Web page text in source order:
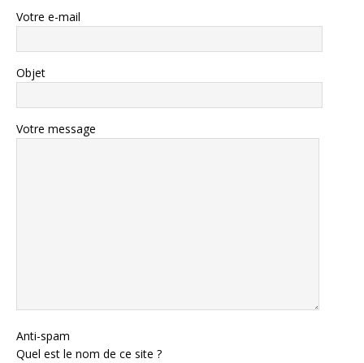
Votre e-mail
Objet
Votre message
Anti-spam
Quel est le nom de ce site ?